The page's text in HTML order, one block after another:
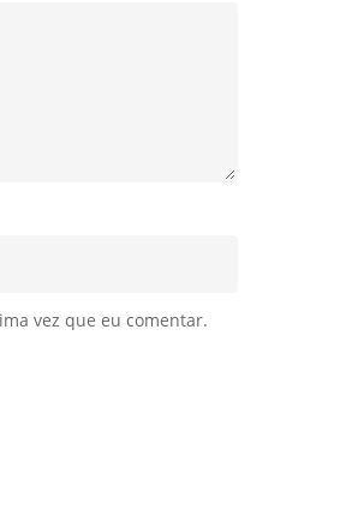
vez que eu comentar.